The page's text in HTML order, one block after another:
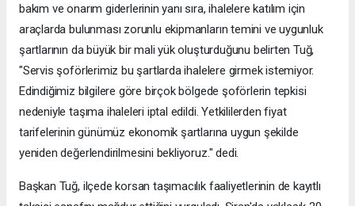
bakım ve onarım giderlerinin yanı sıra, ihalelere katılım için
araçlarda bulunması zorunlu ekipmanların temini ve uygunluk
şartlarının da büyük bir mali yük oluşturduğunu belirten Tuğ,
"Servis şoförlerimiz bu şartlarda ihalelere girmek istemiyor.
Edindiğimiz bilgilere göre birçok bölgede şoförlerin tepkisi
nedeniyle taşıma ihaleleri iptal edildi. Yetkililerden fiyat
tarifelerinin günümüz ekonomik şartlarına uygun şekilde
yeniden değerlendirilmesini bekliyoruz." dedi.
Başkan Tuğ, ilçede korsan taşımacılık faaliyetlerinin de kayıtlı